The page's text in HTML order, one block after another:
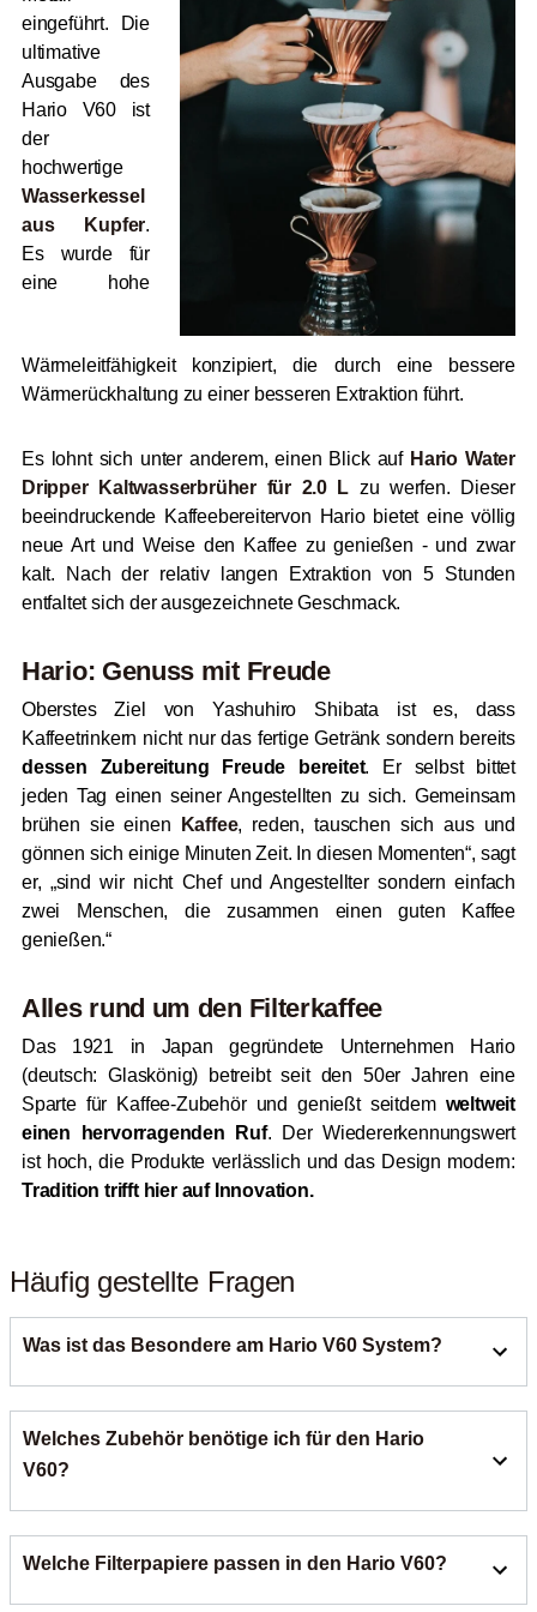
eingeführt. Die
ultimative
Ausgabe des
Hario V60 ist
der
hochwertige
Wasserkessel
aus Kupfer.
Es wurde für
eine hohe
Wärmeleitfähigkeit konzipiert, die durch eine bessere
Wärmerückhaltung zu einer besseren Extraktion führt.
Es lohnt sich unter anderem, einen Blick auf Hario Water
Dripper Kaltwasserbrüher für 2.0 L zu werfen. Dieser
beeindruckende Kaffeebereitervon Hario bietet eine völlig
neue Art und Weise den Kaffee zu genießen - und zwar
kalt. Nach der relativ langen Extraktion von 5 Stunden
entfaltet sich der ausgezeichnete Geschmack.
Hario: Genuss mit Freude
Oberstes Ziel von Yashuhiro Shibata ist es, dass
Kaffeetrinkern nicht nur das fertige Getränk sondern bereits
dessen Zubereitung Freude bereitet. Er selbst bittet
jeden Tag einen seiner Angestellten zu sich. Gemeinsam
brühen sie einen
Kaffee, reden, tauschen sich aus und
gönnen sich einige Minuten Zeit. In diesen Momenten“, sagt
er, „sind wir nicht Chef und Angestellter sondern einfach
zwei Menschen, die zusammen einen guten Kaffee
genießen.“
Alles rund um den Filterkaffee
Das 1921 in Japan gegründete Unternehmen Hario
(deutsch: Glaskönig) betreibt seit den 50er Jahren eine
Sparte für Kaffee-Zubehör und genießt seitdem weltweit
einen hervorragenden Ruf. Der Wiedererkennungswert
ist hoch, die Produkte verlässlich und das Design modern:
Tradition trifft hier auf Innovation.
Häufig gestellte Fragen
Was ist das Besondere am Hario V60 System?
Der Hario V60 ist ein kegelförmiger Handfilter mit einem 60
Grad Winkel. Seine große Bodenöffnung und die
spiralförmigen Rippen im Inneren sorgen für eine optimale
des Filterkaffees gezielt beeinflussen. Bei roastmarket
Welches Zubehör benötige ich für den Hario
V60?
Für den perfekten Pour Over Kaffee mit dem Hario V60
benötigst du den Handfilter selbst, die passenden Hario
Welche Filterpapiere passen in den Hario V60?